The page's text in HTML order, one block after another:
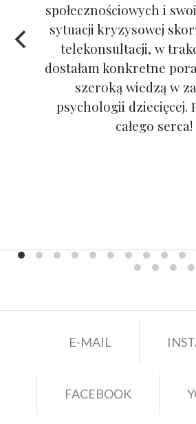
społecznościowych i
sytuacji kryzysowej
telekonsultacji, w
dostałam konkretne
szeroką wiedzą w
psychologii dziecięcej.
całego serca!
E-MAIL
FACEBOOK